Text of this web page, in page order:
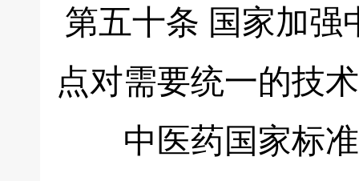
第五十条 国家加强
点对需要统一的技
中医药国家标准